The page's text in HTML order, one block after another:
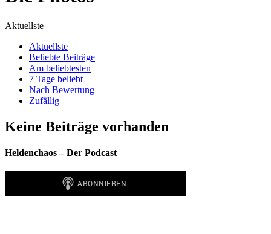
Aktuellste
Aktuellste
Beliebte Beiträge
Am beliebtesten
7 Tage beliebt
Nach Bewertung
Zufällig
Keine Beiträge vorhanden
Heldenchaos – Der Podcast